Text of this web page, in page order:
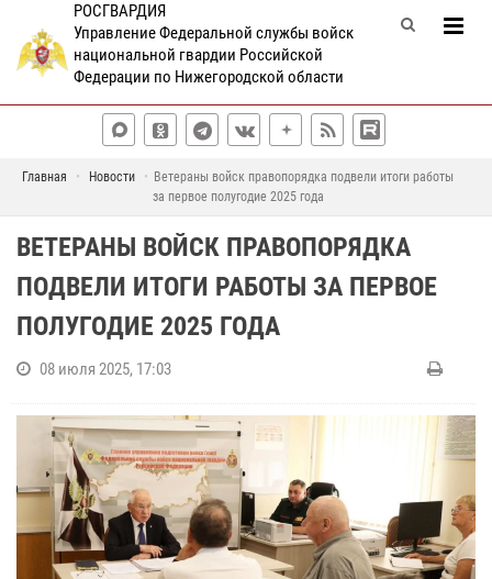
РОСГВАРДИЯ
Управление Федеральной службы войск
национальной гвардии Российской
Федерации по Нижегородской области
Главная Новости
Ветераны войск правопорядка подвели итоги работы
за первое полугодие 2025 года
ВЕТЕРАНЫ ВОЙСК ПРАВОПОРЯДКА
ПОДВЕЛИ ИТОГИ РАБОТЫ ЗА ПЕРВОЕ
ПОЛУГОДИЕ 2025 ГОДА
08 июля 2025, 17:03